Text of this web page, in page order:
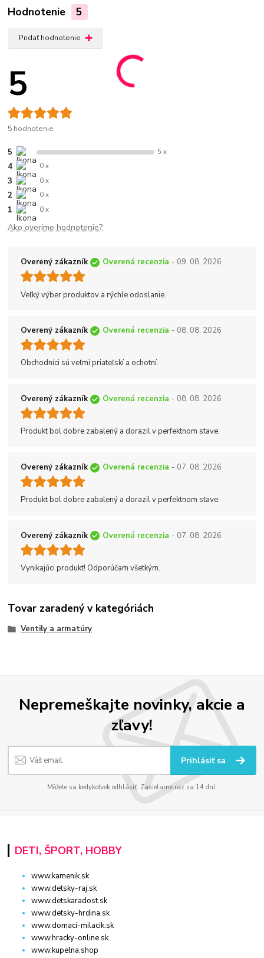
Hodnotenie 5
Pridať hodnotenie
5
5 hodnotenie
5 5 x
4 0 x
3 0 x
2 0 x
1 0 x
Ako overíme hodnotenie?
Overený zákazník Overená recenzia - 09. 08. 2026
Veľký výber produktov a rýchle odoslanie.
Overený zákazník Overená recenzia - 08. 08. 2026
Obchodníci sú veľmi priateľskí a ochotní.
Overený zákazník Overená recenzia - 08. 08. 2026
Produkt bol dobre zabalený a dorazil v perfektnom stave.
Overený zákazník Overená recenzia - 07. 08. 2026
Produkt bol dobre zabalený a dorazil v perfektnom stave.
Overený zákazník Overená recenzia - 07. 08. 2026
Vynikajúci produkt! Odporúčam všetkým.
Tovar zaradený v kategóriách
Ventily a armatúry
Nepremeškajte novinky, akcie a
zľavy!
Prihlásiť sa
Môžete sa kedykoľvek odhlásiť. Zasielame raz za 14 dní.
DETI, ŠPORT, HOBBY
www.kamenik.sk
www.detsky-raj.sk
www.detskaradost.sk
www.detsky-hrdina.sk
www.domaci-milacik.sk
www.hracky-online.sk
www.kupelna.shop